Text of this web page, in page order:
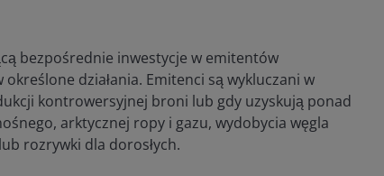
bezpośrednie inwestycje w emitentów
działania. Emitenci są wykluczani w
kontrowersyjnej broni lub gdy uzyskują ponad
arktycznej ropy i gazu, wydobycia węgla
rozrywki dla dorosłych.